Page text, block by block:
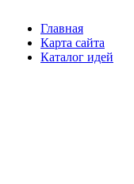
Главная
Карта сайта
Каталог идей